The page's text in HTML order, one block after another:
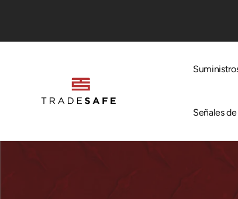
Señales